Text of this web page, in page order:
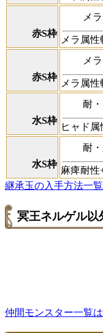
赤S枠
メ
メラ属
赤S枠
メ
メラ属
水S枠
耐
ヒャド属
水S枠
耐
麻痺耐性
継承玉の入手方法一覧
冥王ネルゲル以
仲間モンスター一覧